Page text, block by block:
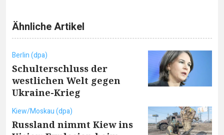
Ähnliche Artikel
Berlin (dpa)
Schulterschluss der
westlichen Welt gegen
Ukraine-Krieg
Kiew/Moskau (dpa)
Russland nimmt Kiew ins